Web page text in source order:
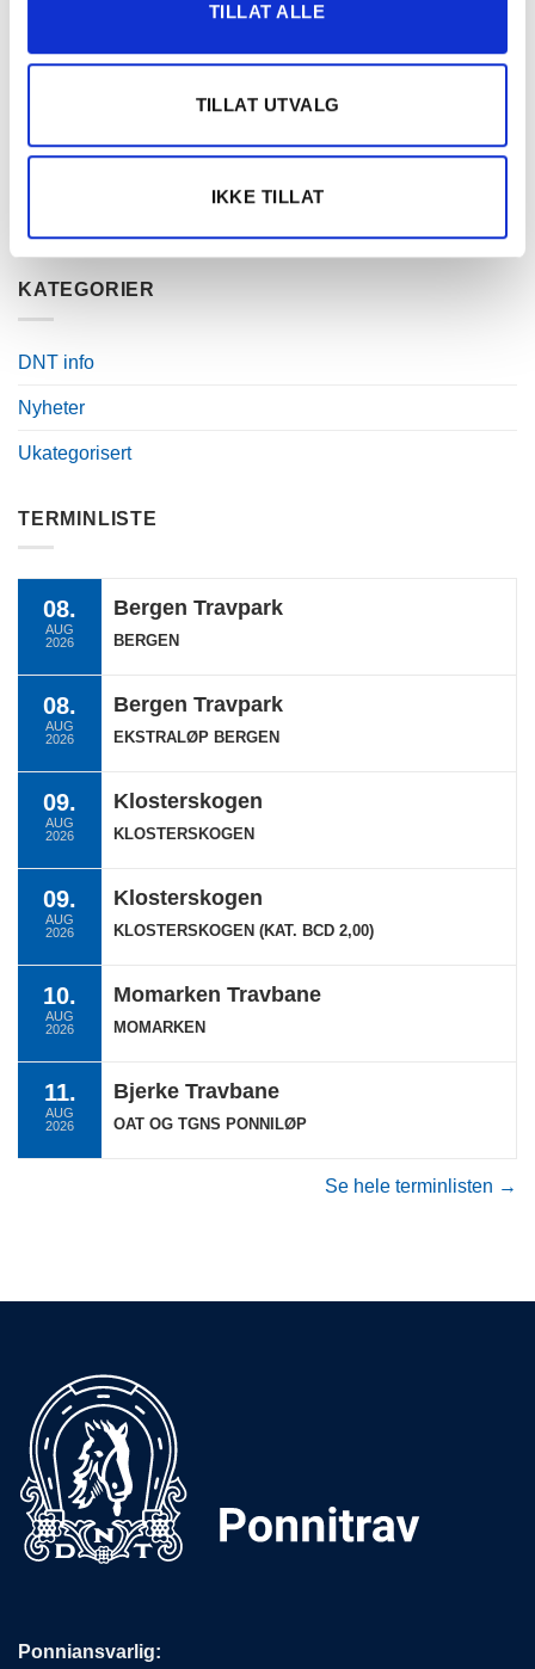
TILLAT ALLE
TILLAT UTVALG
IKKE TILLAT
her ser du deltagerlisten!
ponnilandsleir, kan nå melde
KATEGORIER
DNT info
Nyheter
Ukategorisert
TERMINLISTE
08.
AUG
2026
Bergen Travpark
BERGEN
08.
AUG
2026
Bergen Travpark
EKSTRALØP BERGEN
09.
AUG
2026
Klosterskogen
KLOSTERSKOGEN
09.
AUG
2026
Klosterskogen
KLOSTERSKOGEN (KAT. BCD 2,00)
10.
AUG
2026
Momarken Travbane
MOMARKEN
11.
AUG
2026
Bjerke Travbane
OAT OG TGNS PONNILØP
Se hele terminlisten →
Ponniansvarlig: